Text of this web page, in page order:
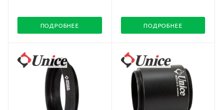
ПОДРОБНЕЕ ПОДРОБНЕЕ